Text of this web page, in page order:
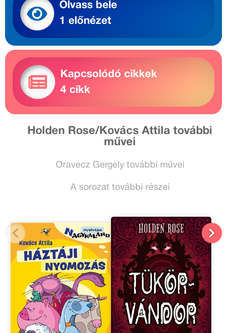
Olvass bele
1 előnézet
Kapcsolódó cikkek
4 cikk
Holden Rose/Kovács Attila további
művei
Oravecz Gergely további művei
A sorozat további részei